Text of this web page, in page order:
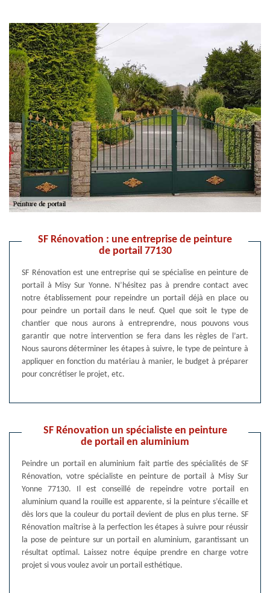
SF Rénovation : une entreprise de peinture
de portail 77130
SF Rénovation est une entreprise qui se spécialise en peinture de
portail à Misy Sur Yonne. N’hésitez pas à prendre contact avec
notre établissement pour repeindre un portail déjà en place ou
pour peindre un portail dans le neuf. Quel que soit le type de
chantier que nous aurons à entreprendre, nous pouvons vous
garantir que notre intervention se fera dans les règles de l’art.
Nous saurons déterminer les étapes à suivre, le type de peinture à
appliquer en fonction du matériau à manier, le budget à préparer
pour concrétiser le projet, etc.
SF Rénovation un spécialiste en peinture
de portail en aluminium
Peindre un portail en aluminium fait partie des spécialités de SF
Rénovation, votre spécialiste en peinture de portail à Misy Sur
Yonne 77130. Il est conseillé de repeindre votre portail en
aluminium quand la rouille est apparente, si la peinture s’écaille et
dès lors que la couleur du portail devient de plus en plus terne. SF
Rénovation maîtrise à la perfection les étapes à suivre pour réussir
la pose de peinture sur un portail en aluminium, garantissant un
résultat optimal. Laissez notre équipe prendre en charge votre
projet si vous voulez avoir un portail esthétique.